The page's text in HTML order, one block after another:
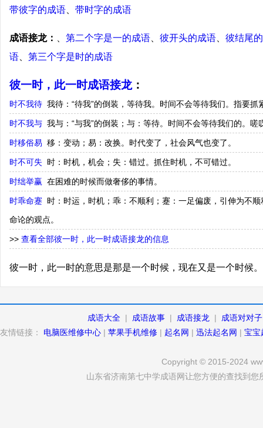
带彼字的成语
带时字的成语
成语接龙： 第二个字是一的成语 彼开头的成语
彼结尾
语
第三个字是时的成语
彼一时，此一时成语接龙：
时不我待 我待：“待我”的倒装，等待我。时间不会等待我们。指要抓
时不我与 我与：“与我”的倒装；与：等待。时间不会等待我们的。嗟
时移俗易 移：变动；易：改换。时代变了，社会风气也变了。
时不可失 时：时机，机会；失：错过。抓住时机，不可错过。
时绌举赢 在困难的时候而做奢侈的事情。
时乖命蹇
时：时运，时机；乖：不顺利；蹇：一足偏废，引伸为不
命论的观点。
>> 查看全部彼一时，此一时成语接龙的信息
彼一时，此一时的意思是那是一个时候，现在又是一个时候
成语大全 | 成语故事 | 成语接龙 |
成语对对子
友情链接：
电脑医维修中心 | 苹果手机维修 | 起名网 | 迅法起名网 | 宝宝
Copyright © 2015-2024
山东省济南第七中学成语网让您方便的查找到您